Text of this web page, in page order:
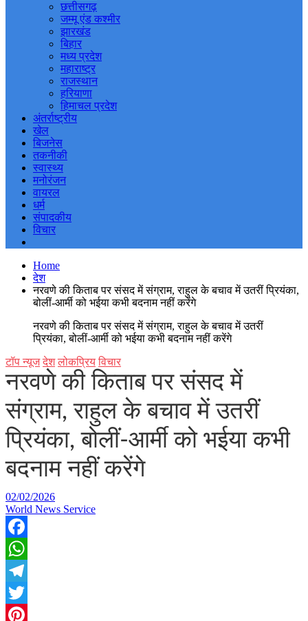
छत्तीसगढ़
जम्मू एंड कश्मीर
झारखंड
बिहार
मध्य प्रदेश
महाराष्ट्र
राजस्थान
हरियाणा
हिमाचल प्रदेश
अंतर्राष्ट्रीय
खेल
बिजनेस
तकनीकी
स्वास्थ्य
मनोरंजन
वायरल
धर्म
संपादकीय
विचार
Home
देश
नरवणे की किताब पर संसद में संग्राम, राहुल के बचाव में उतरीं प्रियंका,
बोलीं-आर्मी को भईया कभी बदनाम नहीं करेंगे
नरवणे की किताब पर संसद में संग्राम, राहुल के बचाव में उतरीं
प्रियंका, बोलीं-आर्मी को भईया कभी बदनाम नहीं करेंगे
टॉप न्यूज देश लोकप्रिय विचार
नरवणे की किताब पर संसद में
संग्राम, राहुल के बचाव में उतरीं
प्रियंका, बोलीं-आर्मी को भईया कभी
बदनाम नहीं करेंगे
02/02/2026
World News Service
Facebook
WhatsApp
Telegram
Twitter